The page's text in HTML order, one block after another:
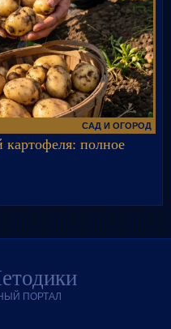
САД И ОГОРОД
картофеля: полное
ПОРТАЛ